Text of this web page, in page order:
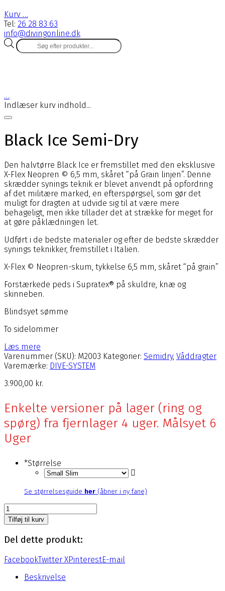
Kurv …
Tel: 26 28 83 63
info@divingonline.dk
Products
search
…
Indlæser kurv indhold...
Black Ice Semi-Dry
Den halvtørre Black Ice er fremstillet med den eksklusive
X-Flex Neopren © 6,5 mm, skåret “på Grain linjen”. Denne
skrædder synings teknik er blevet anvendt på opfordring
af det militære marked, en efterspørgsel, som gør det
muligt for dragten at udvide sig til at være mere
behageligt, men ikke tillader det at strække for meget for
at gøre påklædningen let.
Udført i de bedste materialer og efter de bedste skrædder
synings teknikker, fremstillet i Italien.
X-Flex © Neopren-skum, tykkelse 6,5 mm, skåret “på grain”
Forstærkede peds i Supratex® på skuldre, knæ og
skinneben.
Blindsyet sømme
To sidelommer
Læs mere
Varenummer (SKU): M2003 Kategorier: Semidry, Våddragter
Varemærke: DIVE-SYSTEM
3.900,00 kr.
Enkelte versioner på lager (ring og
spørg) fra fjernlager 4 uger. Målsyet 6
Uger
*Størrelse
Se størrelsesguide her (åbner i ny fane)
Black
Ice
Semi-
Dry
Tilføj til kurv
Del dette produkt:
FacebookTwitter XPinterestE-mail
Beskrivelse